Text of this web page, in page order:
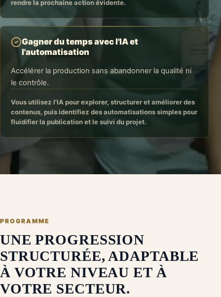
rendre la prochaine action évidente.
Gagner du temps avec l'IA et
l'automatisation
Accélérer la production sans abandonner la qualité ni
le contrôle.
Vous utilisez l'IA pour explorer, structurer et améliorer des
contenus, puis identifiez des automatisations simples pour
fluidifier la publication et le suivi du projet.
PROGRAMME
UNE PROGRESSION
STRUCTURÉE, ADAPTABLE
À VOTRE NIVEAU ET À
VOTRE SECTEUR.